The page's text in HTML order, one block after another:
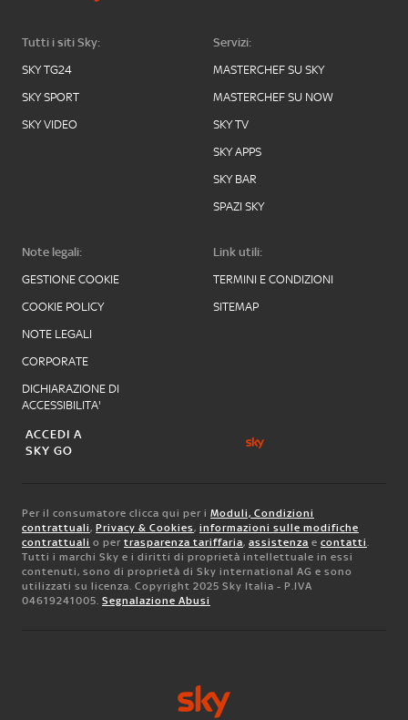
Tutti i siti Sky:
SKY TG24
SKY SPORT
SKY VIDEO
Servizi:
MASTERCHEF SU SKY
MASTERCHEF SU NOW
SKY TV
SKY APPS
SKY BAR
SPAZI SKY
Note legali:
GESTIONE COOKIE
COOKIE POLICY
NOTE LEGALI
CORPORATE
DICHIARAZIONE DI
ACCESSIBILITA'
Link utili:
TERMINI E CONDIZIONI
SITEMAP
ACCEDI A
SKY GO
Per il consumatore clicca qui per i Moduli, Condizioni
contrattuali, Privacy & Cookies, informazioni sulle modifiche
contrattuali o per trasparenza tariffaria, assistenza e contatti.
Tutti i marchi Sky e i diritti di proprietà intellettuale in essi
contenuti, sono di proprietà di Sky international AG e sono
utilizzati su licenza. Copyright 2025 Sky Italia - P.IVA
04619241005. Segnalazione Abusi